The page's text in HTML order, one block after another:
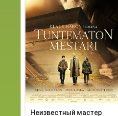
Неизвестный мастер